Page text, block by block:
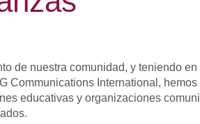
de nuestra comunidad, y teniendo en
Communications International,
educativas y organizaciones